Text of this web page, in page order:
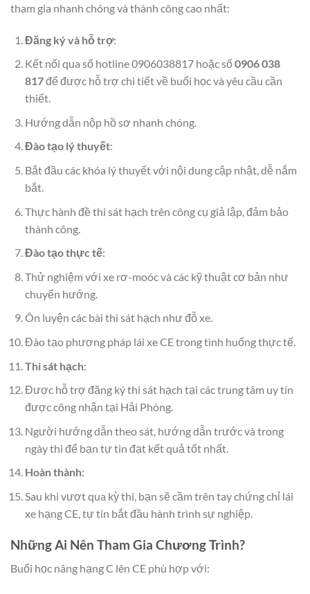
tham gia nhanh chóng và thành công cao nhất:
Đăng ký và hỗ trợ:
Kết nối qua số hotline 0906038817 hoặc số0906 038
817để được hỗ trợ chi tiết về buổi học và yêu cầu cần
thiết.
Hướng dẫn nộp hồ sơ nhanh chóng.
Đào tạo lý thuyết:
Bắt đầu các khóa lý thuyết với nội dung cập nhật, dễ nắm
bắt.
Thực hành đề thi sát hạch trên công cụ giả lập, đảm bảo
thành công.
Đào tạo thực tế:
Thử nghiệm với xe rơ-moóc và các kỹ thuật cơ bản như
chuyển hướng.
Ôn luyện các bài thi sát hạch như đỗ xe.
Đào tạo phương pháp lái xe CE trong tình huống thực tế.
Thi sát hạch:
Được hỗ trợ đăng ký thi sát hạch tại các trung tâm uy tín
được công nhận tại Hải Phòng.
Người hướng dẫn theo sát, hướng dẫn trước và trong
ngày thi để bạn tự tin đạt kết quả tốt nhất.
Hoàn thành:
Sau khi vượt qua kỳ thi, bạn sẽ cầm trên tay chứng chỉ lái
xe hạng CE, tự tin bắt đầu hành trình sự nghiệp.
Những Ai Nên Tham Gia Chương Trình?
Buổi học nâng hạng C lên CE phù hợp với: